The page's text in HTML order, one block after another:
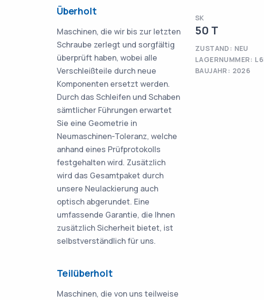
SK
50 T
ZUSTAND: NEU
LAGERNUMMER:
BAUJAHR: 2026
Überholt
Maschinen, die wir bis zur letzten
Schraube zerlegt und sorgfältig
überprüft haben, wobei alle
Verschleißteile durch neue
Komponenten ersetzt werden.
Durch das Schleifen und Schaben
sämtlicher Führungen erwartet
Sie eine Geometrie in
Neumaschinen-Toleranz, welche
anhand eines Prüfprotokolls
festgehalten wird. Zusätzlich
wird das Gesamtpaket durch
unsere Neulackierung auch
optisch abgerundet. Eine
umfassende Garantie, die Ihnen
zusätzlich Sicherheit bietet, ist
selbstverständlich für uns.
Teilüberholt
Maschinen, die von uns teilweise